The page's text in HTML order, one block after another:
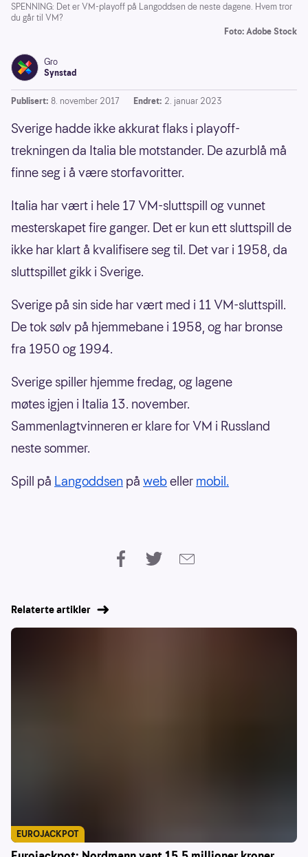
SPENNING: Det er VM-playoff på Langoddsen de neste dagene. Hvem tror
du går til VM?
Foto: Adobe Stock
Gro
Synstad
Publisert: 8. november 2017 Endret: 2. januar 2023
Sverige hadde ikke akkurat flaks i playoff-
trekningen da Italia ble motstander. De azurblå må
finne seg i å være storfavoritter.
Italia har vært i hele 17 VM-sluttspill og vunnet
mesterskapet fire ganger. Det er kun ett sluttspill de
ikke har klart å kvalifisere seg til. Det var i 1958, da
sluttspillet gikk i Sverige.
Sverige på sin side har vært med i 11 VM-sluttspill.
De tok sølv på hjemmebane i 1958, og har bronse
fra 1950 og 1994.
Sverige spiller hjemme fredag, og lagene
møtes igjen i Italia 13. november.
Sammenlagtvinneren er klare for VM i Russland
neste sommer.
Spill på Langoddsen på webeller mobil.
Relaterte artikler
EUROJACKPOT